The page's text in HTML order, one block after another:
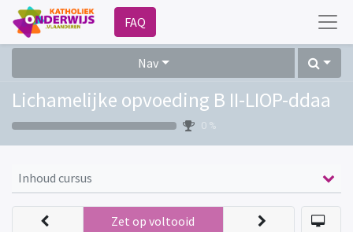
FAQ
Nav
Lichamelijke opvoeding B II-LIOP-ddaa
0 %
Inhoud cursus
Zet op voltooid